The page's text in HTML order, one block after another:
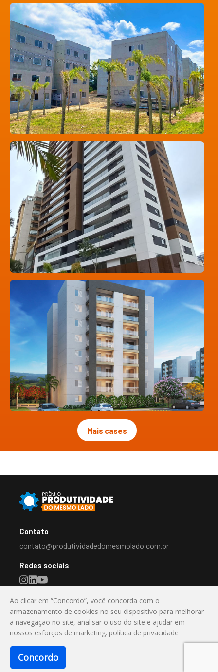
Mais cases
Contato
contato@produtividadedomesmolado.com.br
Redes sociais
Destaque
Valorizando a Inovação e a Produtividade no Mercado
© 2025 Prêmio Produtividade. Todos os direitos
Ao clicar em “Concordo”, você concorda com o
armazenamento de cookies no seu dispositivo para melhorar
a navegação no site, analisar o uso do site e ajudar em
nossos esforços de marketing. política de privacidade
Concordo